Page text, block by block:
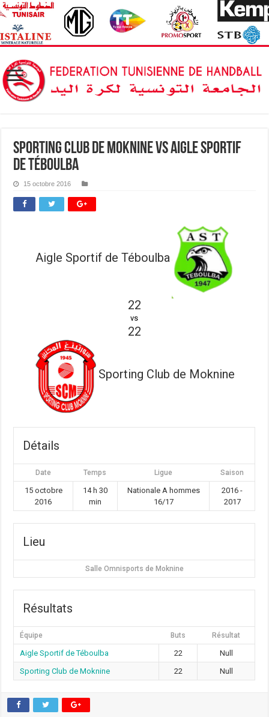
Sporting Club de Moknine vs Aigle sportif
de Téboulba
15 octobre 2016
Aigle Sportif de Téboulba
22
vs
22
Sporting Club de Moknine
Détails
Date Temps Ligue Saison
15 octobre
2016
14 h 30
min
Nationale A hommes
16/17
2016 -
2017
Lieu
Salle Omnisports de Moknine
Résultats
Équipe Buts Résultat
Aigle Sportif de Téboulba 22
Null
Sporting Club de Moknine
22 Null